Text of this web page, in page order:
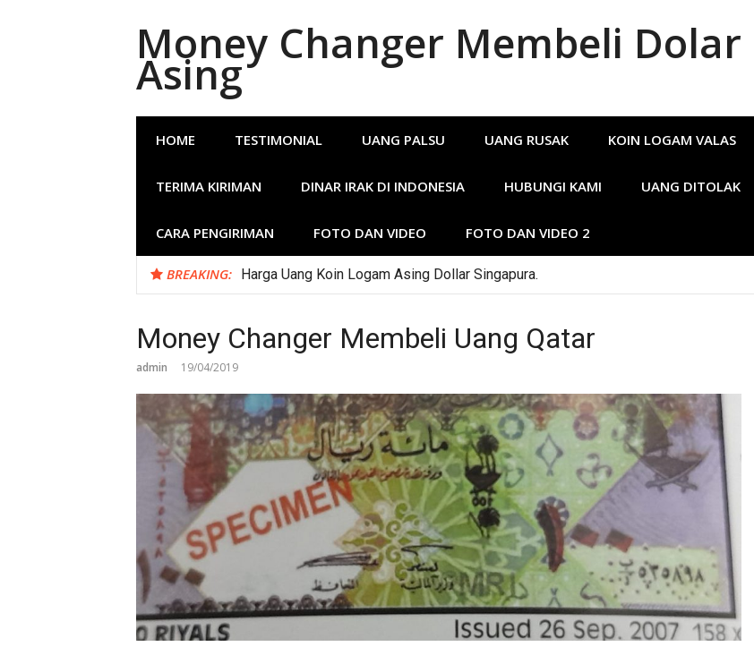
Money Changer Membeli Dolar
Asing
HOME TESTIMONIAL UANG PALSU UANG RUSAK KOIN LOGAM VALAS
TERIMA KIRIMAN DINAR IRAK DI INDONESIA HUBUNGI KAMI UANG DITOLAK
CARA PENGIRIMAN FOTO DAN VIDEO FOTO DAN VIDEO 2
BREAKING: Jasa Penukaran Uang Koin Logam Dolar Singapura di Kabupaten Dharmasraya.
Money Changer Membeli Uang Qatar
admin 19/04/2019